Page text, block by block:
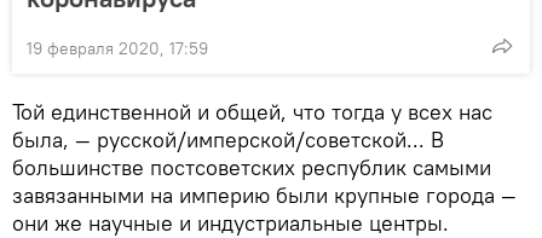
19 февраля 2020, 17:59
Той единственной и общей, что тогда у всех нас
была, — русской/имперской/советской... В
большинстве постсоветских республик самыми
завязанными на империю были крупные города —
они же научные и индустриальные центры.